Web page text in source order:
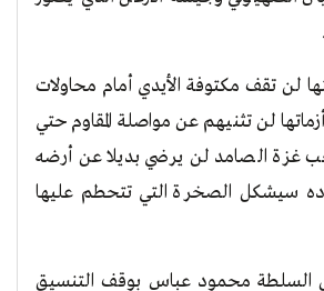
لن تقف مكتوفة الأيدي أمام محاولات
لن تثنيهم عن مواصلة المقاوم حتي
غزة الصامد لن يرضي بديلا عن أرضه
سيشكل الصخرة التي تتحطم عليها
السلطة محمود عباس بوقف التنسيق